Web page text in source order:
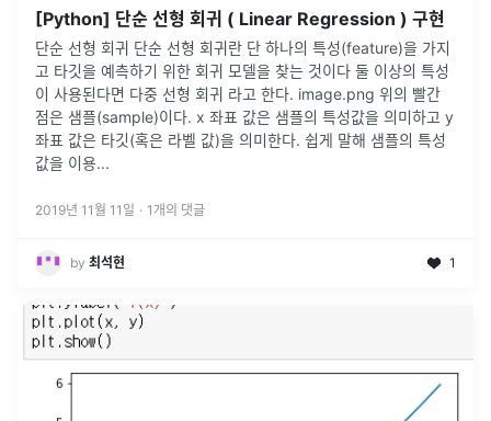
[Python] 단순 선형 회귀 ( Linear Regression ) 구현
단순 선형 회귀 단순 선형 회귀란 단 하나의 특성(feature)을 가지
고 타깃을 예측하기 위한 회귀 모델을 찾는 것이다 둘 이상의 특성
이 사용된다면 다중 선형 회귀 라고 한다. image.png 위의 빨간
점은 샘플(sample)이다. x 좌표 값은 샘플의 특성값을 의미하고 y
좌표 값은 타깃(혹은 라벨 값)을 의미한다. 쉽게 말해 샘플의 특성
값을 이용...
2019년 11월 11일 · 1 개의 댓글
by 최석현 1